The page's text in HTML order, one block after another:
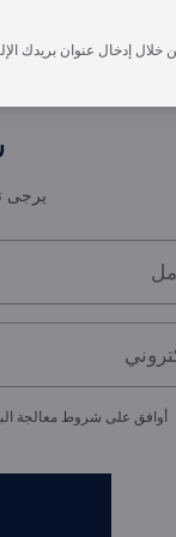
يرجى
أوافق على شروط معالجة
خلال إدخال عنوان بريدك